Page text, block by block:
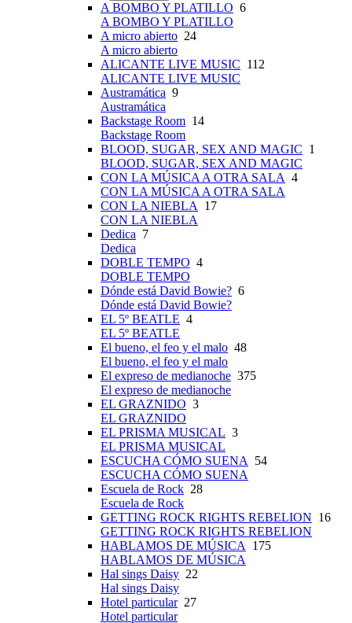
A BOMBO Y PLATILLO 6
A BOMBO Y PLATILLO
A micro abierto 24
A micro abierto
ALICANTE LIVE MUSIC 112
ALICANTE LIVE MUSIC
Austramática 9
Austramática
Backstage Room 14
Backstage Room
BLOOD, SUGAR, SEX AND MAGIC 1
BLOOD, SUGAR, SEX AND MAGIC
CON LA MÚSICA A OTRA SALA 4
CON LA MÚSICA A OTRA SALA
CON LA NIEBLA
17
CON LA NIEBLA
Dedica 7
Dedica
DOBLE TEMPO 4
DOBLE TEMPO
Dónde está David Bowie? 6
Dónde está David Bowie?
EL 5º BEATLE 4
EL 5º BEATLE
El bueno, el feo y el malo 48
El bueno, el feo y el malo
El expreso de medianoche 375
El expreso de medianoche
EL GRAZNIDO 3
EL GRAZNIDO
EL PRISMA MUSICAL 3
EL PRISMA MUSICAL
ESCUCHA CÓMO SUENA
54
ESCUCHA CÓMO SUENA
Escuela de Rock 28
Escuela de Rock
GETTING ROCK RIGHTS REBELION 16
GETTING ROCK RIGHTS REBELION
HABLAMOS DE MÚSICA
175
HABLAMOS DE MÚSICA
Hal sings Daisy 22
Hal sings Daisy
Hotel particular27
Hotel particular